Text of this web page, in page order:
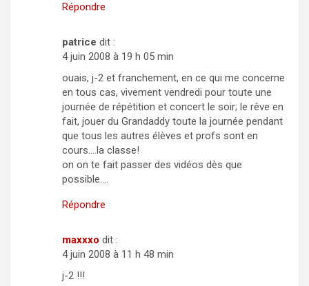
Répondre
patrice dit :
4 juin 2008 à 19 h 05 min
ouais, j-2 et franchement, en ce qui me concerne
en tous cas, vivement vendredi pour toute une
journée de répétition et concert le soir; le rêve en
fait, jouer du Grandaddy toute la journée pendant
que tous les autres élèves et profs sont en
cours….la classe!
on on te fait passer des vidéos dès que
possible….
Répondre
maxxxo dit :
4 juin 2008 à 11 h 48 min
j-2 !!!